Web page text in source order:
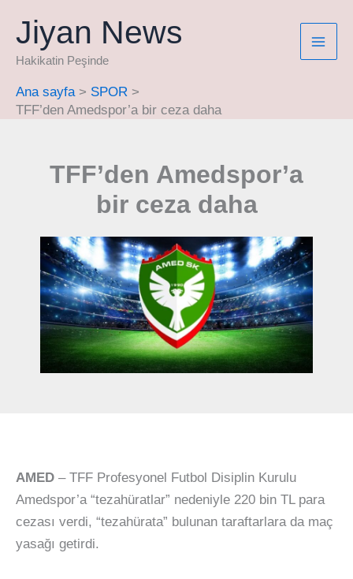
Jiyan News
Hakikatin Peşinde
Ana sayfa
SPOR
TFF’den Amedspor’a bir ceza daha
TFF’den Amedspor’a
bir ceza daha
AMED – TFF Profesyonel Futbol Disiplin Kurulu
Amedspor’a “tezahüratlar” nedeniyle 220 bin TL para
cezası verdi, “tezahürata” bulunan taraftarlara da maç
yasağı getirdi.